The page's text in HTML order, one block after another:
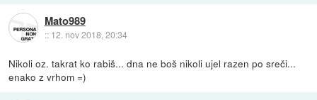
Mato989
:: 12. nov 2018, 20:34
Nikoli oz. takrat ko rabiš... dna ne boš nikoli ujel razen po sreči...
enako z vrhom =)